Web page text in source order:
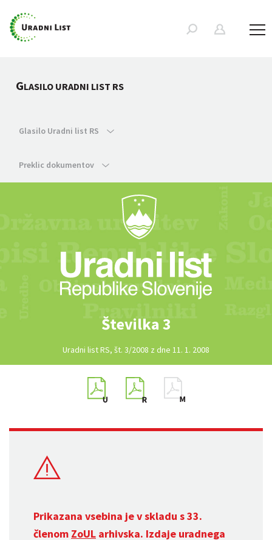
GLASILO URADNI LIST RS
Glasilo Uradni list RS
Preklic dokumentov
Številka 3
Uradni list RS, št. 3/2008 z dne 11. 1. 2008
Prikazana vsebina je v skladu s 33.
členom ZoUL arhivska. Izdaje uradnega